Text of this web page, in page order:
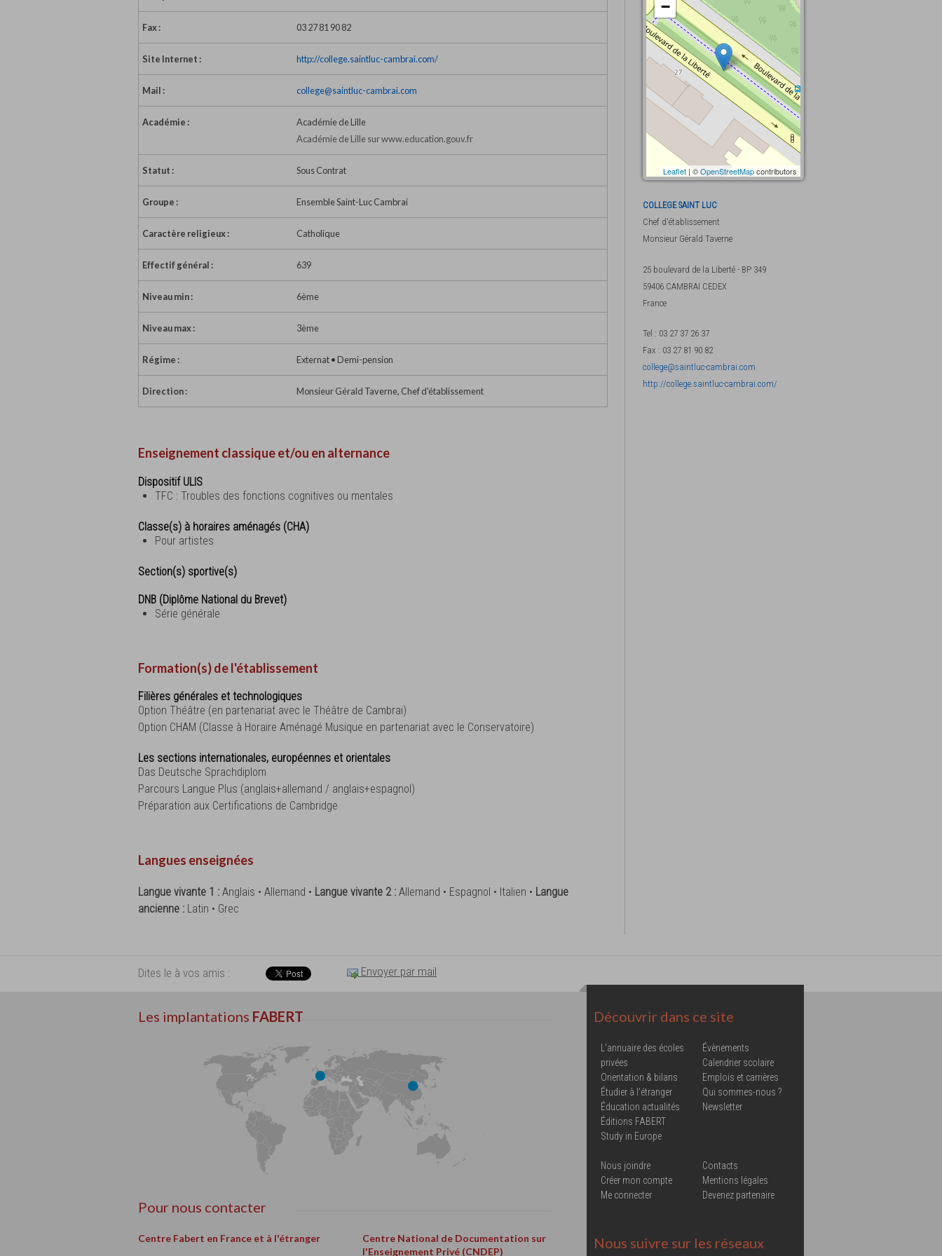
Fax : 03 27 81 90 82
Site Internet : http://college.saintluc-cambrai.com/
Mail : college@saintluc-cambrai.com
Académie :
Académie de Lille
Académie de Lille sur www.education.gouv.fr
Statut : Sous Contrat
Groupe : Ensemble Saint-Luc Cambrai
Caractère religieux : Catholique
Effectif général : 639
Niveau min : 6ème
Niveau max : 3ème
Régime : Externat • Demi-pension
Direction : Monsieur Gérald Taverne, Chef d'établissement
Enseignement classique et/ou en alternance
Dispositif ULIS
TFC : Troubles des fonctions cognitives ou mentales
Classe(s) à horaires aménagés (CHA)
Pour artistes
Section(s) sportive(s)
DNB (Diplôme National du Brevet)
Série générale
Formation(s) de l'établissement
Filières générales et technologiques
Option Théâtre (en partenariat avec le Théâtre de Cambrai)
Option CHAM (Classe à Horaire Aménagé Musique en partenariat avec le Conservatoire)
Les sections internationales, européennes et orientales
Das Deutsche Sprachdiplom
Parcours Langue Plus (anglais+allemand / anglais+espagnol)
Préparation aux Certifications de Cambridge
Langues enseignées
Langue vivante 1 : Anglais • Allemand • Langue vivante 2 : Allemand • Espagnol • Italien • Langue
ancienne : Latin • Grec
−
Leaflet | ©OpenStreetMapcontributors
COLLEGE SAINT LUC
Chef d'établissement
Monsieur Gérald Taverne
25 boulevard de la Liberté - BP 349
59406 CAMBRAI CEDEX
France
Tel : 03 27 37 26 37
Fax : 03 27 81 90 82
college@saintluc-cambrai.com
http://college.saintluc-cambrai.com/
Dites le à vos amis : Envoyer par mail
Les implantations FABERT
Pour nous contacter
Centre Fabert en France et à l'étranger
Centre National de Documentation sur
l'Enseignement Privé (CNDEP)
Découvrir dans ce site
L'annuaire des écoles
privées
Orientation & bilans
Étudier à l'étranger
Éducation actualités
Éditions FABERT
Study in Europe
Évènements
Calendrier scolaire
Emplois et carrières
Qui sommes-nous ?
Newsletter
Nous joindre
Créer mon compte
Me connecter
Contacts
Mentions légales
Devenez partenaire
Nous suivre sur les réseaux